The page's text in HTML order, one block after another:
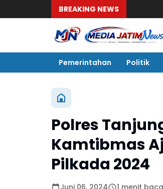
BREAKING NEWS
Pemerintahan
Politik
Polres
Kamtibmas
Pilkada 2024
Juni 06, 2024 1 menit baca